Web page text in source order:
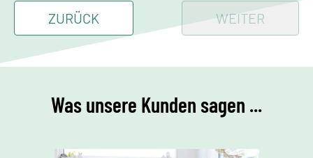
ZURÜCK WEITER
Was unsere Kunden sagen ...